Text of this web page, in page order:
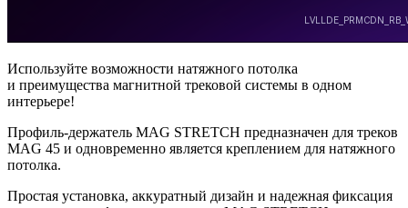
Используйте возможности натяжного потолка
и преимущества магнитной трековой системы в одном
интерьере!
Профиль-держатель MAG STRETCH предназначен для треков
MAG 45 и одновременно является креплением для натяжного
потолка.
Простая установка, аккуратный дизайн и надежная фиксация